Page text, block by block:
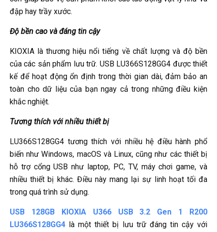
đập hay trầy xước.
Độ bền cao và đáng tin cậy
KIOXIA là thương hiệu nổi tiếng về chất lượng và độ bền
của các sản phẩm lưu trữ. USB LU366S128GG4 được thiết
kế để hoạt động ổn định trong thời gian dài, đảm bảo an
toàn cho dữ liệu của bạn ngay cả trong những điều kiện
khắc nghiệt.
Tương thích với nhiều thiết bị
LU366S128GG4 tương thích với nhiều hệ điều hành phổ
biến như Windows, macOS và Linux, cũng như các thiết bị
hỗ trợ cổng USB như laptop, PC, TV, máy chơi game, và
nhiều thiết bị khác. Điều này mang lại sự linh hoạt tối đa
trong quá trình sử dụng.
USB 128GB KIOXIA U366 USB 3.2 Gen 1 R200
LU366S128GG4 là một thiết bị lưu trữ đáng tin cậy với